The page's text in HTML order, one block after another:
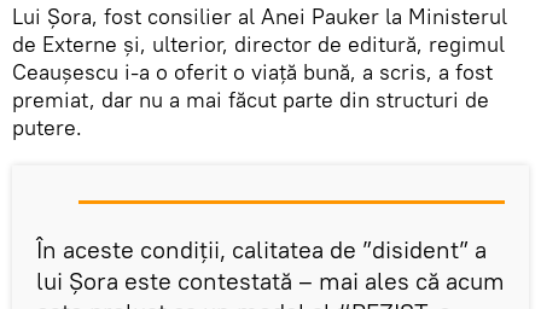
Lui Șora, fost consilier al Anei Pauker la Ministerul
de Externe și, ulterior, director de editură, regimul
Ceaușescu i-a o oferit o viață bună, a scris, a fost
premiat, dar nu a mai făcut parte din structuri de
putere.
În aceste condiții, calitatea de ”disident” a
lui Șora este contestată – mai ales că acum